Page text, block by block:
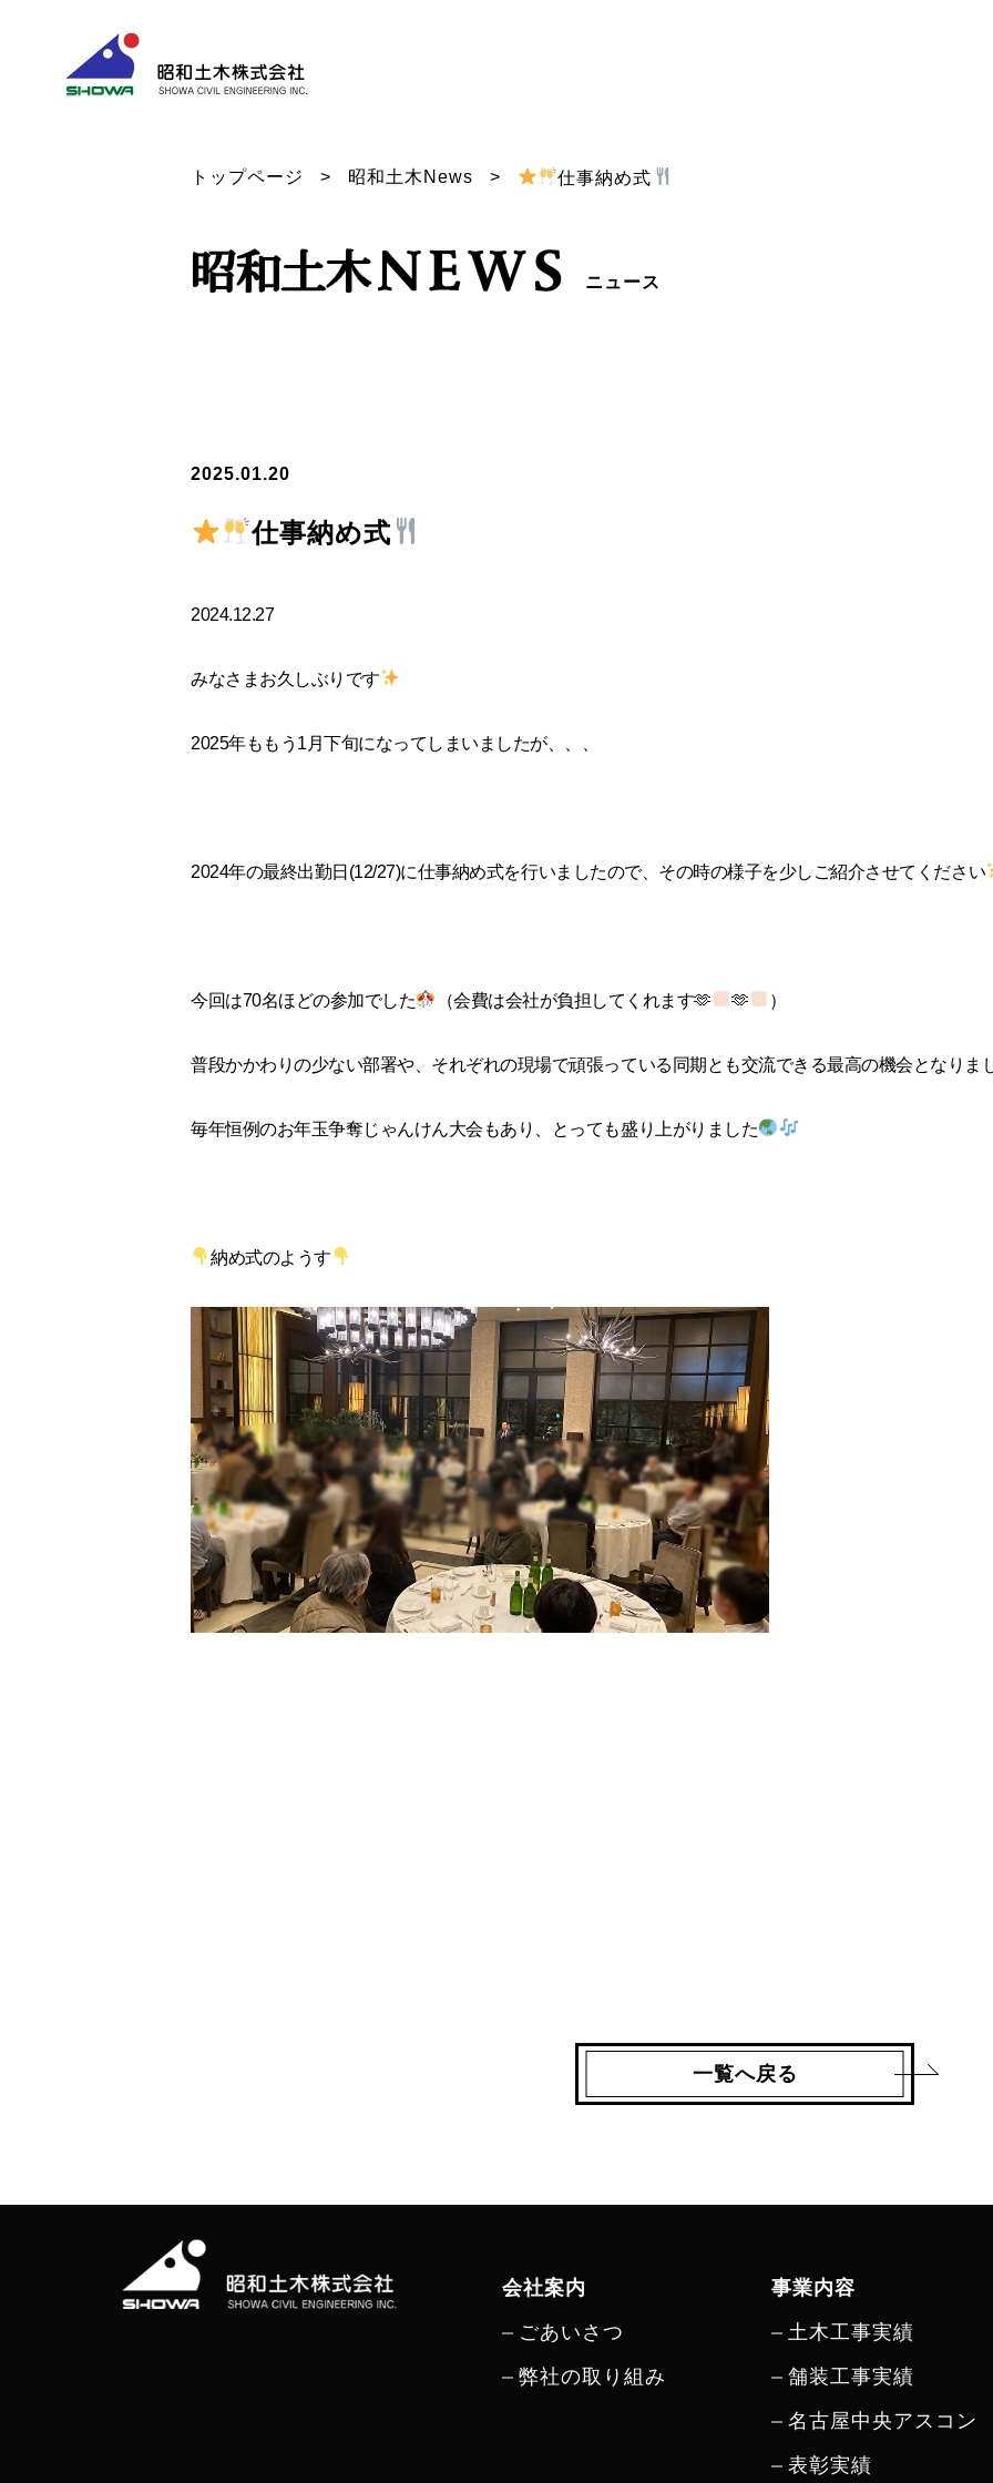
トップページ 昭和土木News 仕事納め式
ニュース
2025.01.20
仕事納め式
2024.12.27
みなさまお久しぶりです
2025年ももう1月下旬になってしまいましたが、、、
2024年の最終出勤日(12/27)に仕事納め式を行いましたので、その時の様子を少しご紹介させてください
今回は70名ほどの参加でした （会費は会社が負担してくれます🫶 🫶 ）
普段かかわりの少ない部署や、それぞれの現場で頑張っている同期とも交流できる最高の機会となりま
毎年恒例のお年玉争奪じゃんけん大会もあり、とっても盛り上がりました
納め式のようす
一覧へ戻る
会社案内
ごあいさつ
弊社の取り組み
事業内容
土木工事実績
舗装工事実績
名古屋中央アスコン
表彰実績